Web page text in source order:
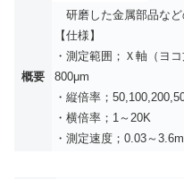
概要
研磨した金属部品など
【仕様】
・測定範囲；Ｘ軸（ヨ
800μm
・縦倍率；
・横倍率；1～20K
・測定速度；0.03～